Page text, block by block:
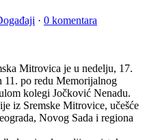
· 0 komentara
Mitrovica je u nedelju, 17.
11. po redu Memorijalnog
kolegi Jočković Nenadu.
iz Sremske Mitrovice, učešće
Novog Sada i regiona